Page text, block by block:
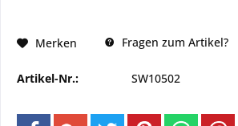
Merken Fragen zum Artikel?
Artikel-Nr.: SW10502